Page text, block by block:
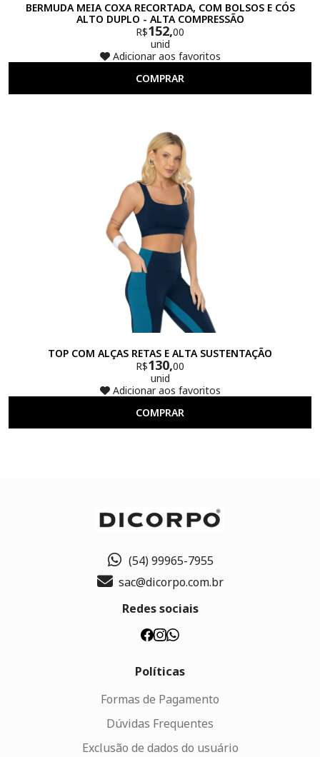
BERMUDA MEIA COXA RECORTADA, COM BOLSOS E CÓS
ALTO DUPLO - ALTA COMPRESSÃO
R$152,00
unid
Adicionar aos favoritos
COMPRAR
TOP COM ALÇAS RETAS E ALTA SUSTENTAÇÃO
R$130,00
unid
Adicionar aos favoritos
COMPRAR
(54) 99965-7955
sac@dicorpo.com.br
Redes sociais
Políticas
Formas de Pagamento
Dúvidas Frequentes
Exclusão de dados do usuário